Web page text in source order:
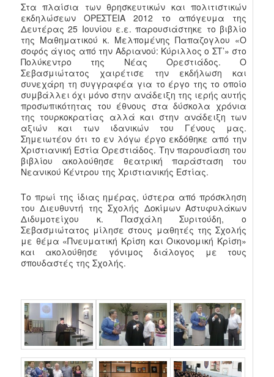
Στα πλαίσια των θρησκευτικών και πολιτιστικών
εκδηλώσεων ΟΡΕΣΤΕΙΑ 2012 το απόγευμα της
Δευτέρας 25 Ιουνίου ε.ε. παρουσιάστηκε το βιβλίο
της Μαθηματικού κ. Μελπομένης Παπαζογλου «Ο
σοφός άγιος από την Αδριανού: Κύριλλος ο ΣΤ’» στο
Πολύκεντρο της Νέας Ορεστιάδος. Ο
Σεβασμιώτατος χαιρέτισε την εκδήλωση και
συνεχάρη τη συγγραφέα για το έργο της το οποίο
συμβάλλει όχι μόνο στην ανάδειξη της ιερής αυτής
προσωπικότητας του έθνους στα δύσκολα χρόνια
της τουρκοκρατίας αλλά και στην ανάδειξη των
αξιών και των ιδανικών του Γένους μας.
Σημειωτέον ότι το εν λόγω έργο εκδόθηκε από την
Χριστιανική Εστία Ορεστιάδος. Την παρουσίαση του
βιβλίου ακολούθησε θεατρική παράσταση του
Νεανικού Κέντρου της Χριστιανικής Εστίας.
Το πρωί της ίδιας ημέρας, ύστερα από πρόσκληση
του Διευθυντή της Σχολής Δοκίμων Αστυφυλάκων
Διδυμοτείχου κ. Πασχάλη Συριτούδη, ο
Σεβασμιώτατος μίλησε στους μαθητές της Σχολής
με θέμα «Πνευματική Κρίση και Οικονομική Κρίση»
και ακολούθησε γόνιμος διάλογος με τους
σπουδαστές της Σχολής.